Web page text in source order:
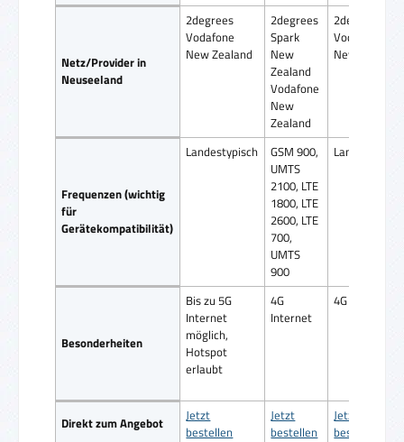
Netz/Provider in
Neuseeland
2degrees
Vodafone
New Zealand
2degrees
Spark
New
Zealand
Vodafone
New
Zealand
2degrees
Vodafone
New Zealand
Frequenzen (wichtig
für
Gerätekompatibilität)
Landestypisch
GSM 900,
UMTS
2100, LTE
1800, LTE
2600, LTE
700,
UMTS
900
Besonderheiten
Bis zu 5G
Internet
möglich,
Hotspot
erlaubt
4G
Internet
4G Internet
Direkt zum Angebot
Jetzt
bestellen
Jetzt
bestellen
Jetzt
bestellen